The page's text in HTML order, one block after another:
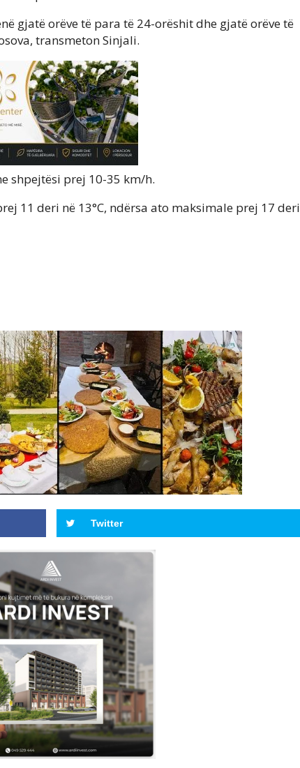
gjatë orëve të para të 24-orëshit dhe gjatë orëve të
transmeton Sinjali.
shpejtësi prej 10-35 km/h.
11 deri në 13°C, ndërsa ato maksimale prej 17 deri
Twitter